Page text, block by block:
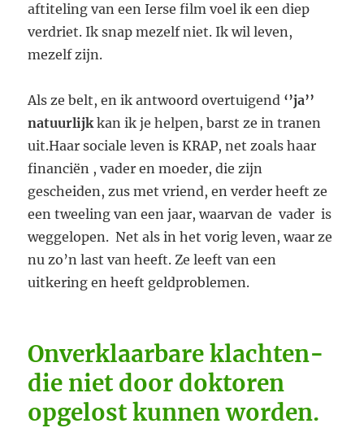
aftiteling van een Ierse film voel ik een diep
verdriet. Ik snap mezelf niet. Ik wil leven,
mezelf zijn.
Als ze belt, en ik antwoord overtuigend ‘’ja’’
natuurlijkkan ik je helpen, barst ze in tranen
uit.Haar sociale leven is KRAP, net zoals haar
financiën , vader en moeder, die zijn
gescheiden, zus met vriend, en verder heeft ze
een tweeling van een jaar, waarvan de vader is
weggelopen. Net als in het vorig leven, waar ze
nu zo’n last van heeft. Ze leeft van een
uitkering en heeft geldproblemen.
Onverklaarbare klachten-
die niet door doktoren
opgelost kunnen worden.